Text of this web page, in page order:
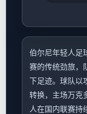
伯尔尼年轻人足
赛的传统劲旅，
下足迹。球队以
转换，主场万克
人在国内联赛持